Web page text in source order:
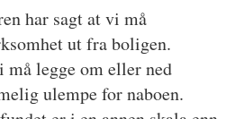
har sagt at vi må
ut fra boligen.
må legge om eller ned
ulempe for naboen.